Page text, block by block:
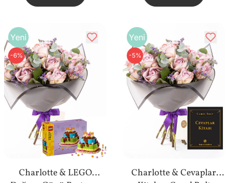
Yeni
-6%
Charlotte & LEGO
Yeni
-5%
Charlotte & Cevaplar